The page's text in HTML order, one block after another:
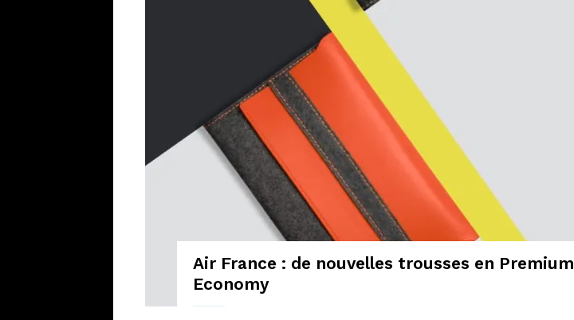
Air France : de nouvelles trousses en Premium
Economy